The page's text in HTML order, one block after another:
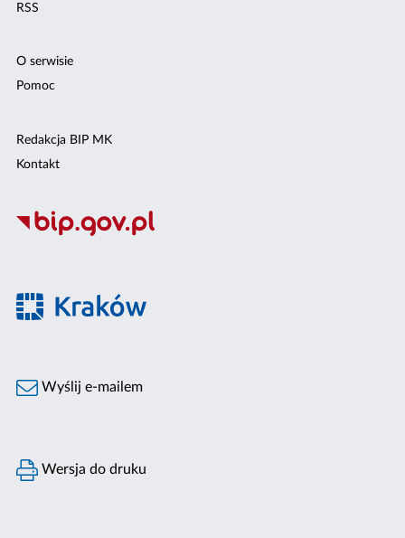
RSS
O serwisie
Pomoc
Redakcja BIP MK
Kontakt
Wyślij e-mailem
Wersja do druku